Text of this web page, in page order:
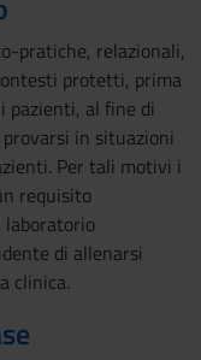
pratiche, relazionali,
protetti, prima
pazienti, al fine di
in situazioni
Per tali motivi i
requisito
laboratorio
di allenarsi
clinica.